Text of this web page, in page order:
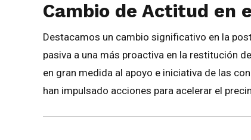
Cambio de Actitud en
Destacamos un cambio significativo en la
pasiva a una más proactiva en la restitución
en gran medida al apoyo e iniciativa de las
han impulsado acciones para acelerar el